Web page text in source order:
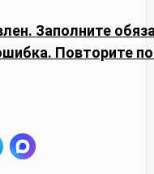
Заполните
Повторите